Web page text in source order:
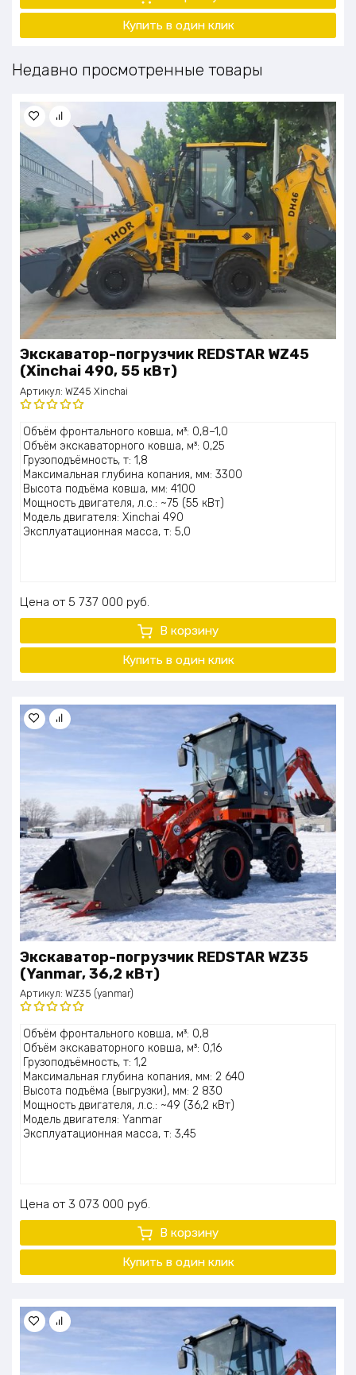
Купить в один клик
Недавно просмотренные товары
Экскаватор-погрузчик REDSTAR WZ45
(Xinchai 490, 55 кВт)
Артикул: WZ45 Xinchai
Оценка
5.00из 5
Объём фронтального ковша, м³: 0,8–1,0
Объём экскаваторного ковша, м³: 0,25
Грузоподъёмность, т: 1,8
Максимальная глубина копания, мм: 3300
Высота подъёма ковша, мм: 4100
Мощность двигателя, л.с.: ~75 (55 кВт)
Модель двигателя: Xinchai 490
Эксплуатационная масса, т: 5,0
Цена 5 737 000 руб.
В корзину
Купить в один клик
Экскаватор-погрузчик REDSTAR WZ35
(Yanmar, 36,2 кВт)
Артикул: WZ35 (yanmar)
Оценка
5.00 из 5
Объём фронтального ковша, м³: 0,8
Объём экскаваторного ковша, м³: 0,16
Грузоподъёмность, т: 1,2
Максимальная глубина копания, мм: 2 640
Высота подъёма (выгрузки), мм: 2 830
Мощность двигателя, л.с.: ~49 (36,2 кВт)
Модель двигателя: Yanmar
Эксплуатационная масса, т: 3,45
Цена 3 073 000 руб.
В корзину
Купить в один клик